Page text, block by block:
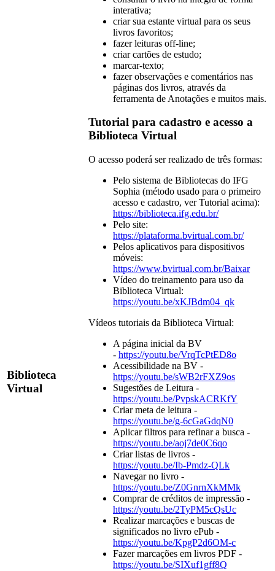
Biblioteca
Virtual
interativa;
criar sua estante virtual para os seus
livros favoritos;
fazer leituras off-line;
criar cartões de estudo;
marcar-texto;
fazer observações e comentários nas
páginas dos livros, através da
ferramenta de Anotações e muitos mais.
Tutorial para cadastro e acesso a
Biblioteca Virtual
O acesso poderá ser realizado de três formas:
Pelo sistema de Bibliotecas do IFG
Sophia (método usado para o primeiro
acesso e cadastro, ver Tutorial acima):
https://biblioteca.ifg.edu.br/
Pelo site:
https://plataforma.bvirtual.com.br/
Pelos aplicativos para dispositivos
móveis:
https://www.bvirtual.com.br/Baixar
Vídeo do treinamento para uso da
Biblioteca Virtual:
https://youtu.be/xKJBdm04_qk
Vídeos tutoriais da Biblioteca Virtual:
A página inicial da BV
- https://youtu.be/VrqTcPtED8o
Acessibilidade na BV -
https://youtu.be/sWB2rFXZ9os
Sugestões de Leitura -
https://youtu.be/PvpskACRKfY
Criar meta de leitura -
https://youtu.be/g-6cGaGdqN0
Aplicar filtros para refinar a busca -
https://youtu.be/aoj7de0C6qo
Criar listas de livros -
https://youtu.be/Ib-Pmdz-QLk
Navegar no livro -
https://youtu.be/Z0GnrnXkMMk
Comprar de créditos de impressão -
https://youtu.be/2TyPM5cQsUc
Realizar marcações e buscas de
significados no livro ePub -
https://youtu.be/KpgP2d6OM-c
Fazer marcações em livros PDF -
https://youtu.be/SIXuf1gff8Q